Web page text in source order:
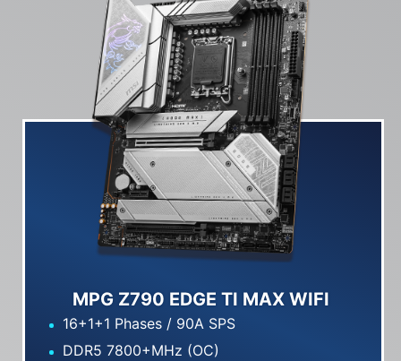
MPG Z790 EDGE TI MAX WIFI
16+1+1 Phases / 90A SPS
DDR5 7800+MHz (OC)